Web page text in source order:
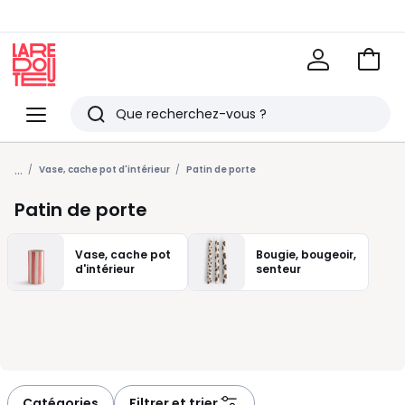
Menu
Redoute
Rechercher
Derniers
articles
vus
Voir
... Vase, cache pot d'intérieur Patin de porte
Patin de porte
Vase, cache pot
d'intérieur
Bougie, bougeoir,
senteur